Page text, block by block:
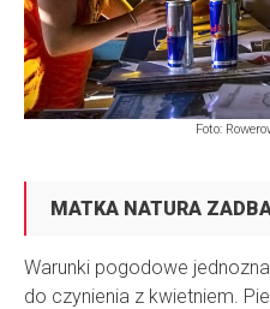
Foto:
MATKA NATURA
Warunki pogodowe
do czynienia z kwietniem.